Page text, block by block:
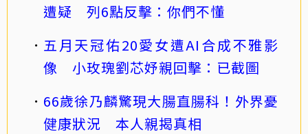
遭疑 列6點反擊：你們不懂
五月天冠佑20愛女遭AI合成不雅影
像 小玫瑰劉芯妤親回擊：已截圖
66歲徐乃麟驚現大腸直腸科！外界憂
健康狀況 本人親揭真相